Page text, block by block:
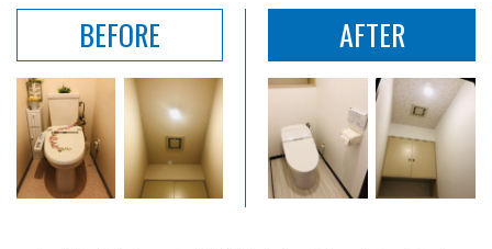
BEFORE AFTER